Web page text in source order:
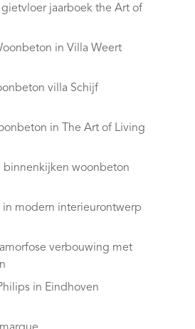
gietvloer jaarboek the Art of
in Villa Weert
villa Schijf
in The Art of Living
binnenkijken woonbeton
in modern interieurontwerp
verbouwing met
in Eindhoven